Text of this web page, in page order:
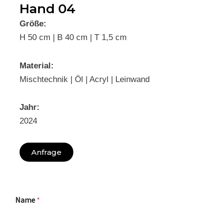
Hand 04
Größe:
H 50 cm | B 40 cm | T 1,5 cm
Material:
Mischtechnik | Öl | Acryl | Leinwand
Jahr:
2024
Anfrage
Name *